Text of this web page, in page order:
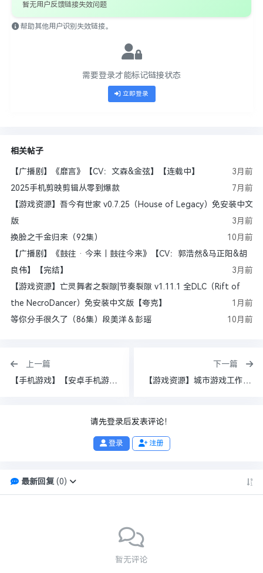
暂无用户反馈链接失效问题
帮助其他用户识别失效链接。
需要登录才能标记链接状态
立即登录
相关帖子
【广播剧】《靡言》【CV：文森&金弦】【连载中】
3月前
2025手机剪映剪辑从零到爆款
7月前
【游戏资源】吾今有世家 v0.7.25（House of Legacy）免安装中文
版
3月前
换脸之千金归来（92集）
10月前
【广播剧】《鼓往 · 今来｜鼓往今来》【CV：郭浩然&马正阳&胡
良伟】【完结】
3月前
【游戏资源】亡灵舞者之裂隙|节奏裂隙 v1.11.1 全DLC（Rift of
the NecroDancer）免安装中文版【夸克】
1月前
等你分手很久了（86集）段美洋＆彭瑶
10月前
上一篇
【手机游戏】【安卓手机游戏】口袋妖怪：云白2 v1.0【夸克】
下一篇
【游戏资源】城市游戏工作室 Build 20031655（City Game Studio: Your Game Dev Adventu
请先登录后发表评论！
登录 注册
最新回复(0)
暂无评论